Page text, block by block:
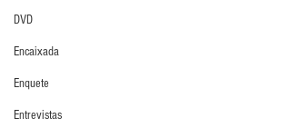
DVD
Encaixada
Enquete
Entrevistas